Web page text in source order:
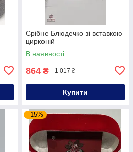
Срібне Блюдечко зі вставкою
цирконій
В наявності
864 ₴ 1 017 ₴
Купити
–15%